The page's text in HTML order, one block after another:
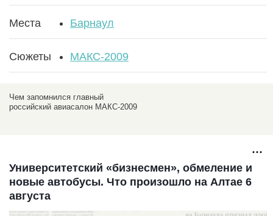
Места Барнаул
Сюжеты МАКС-2009
Чем запомнился главный
российский авиасалон МАКС-2009
Университетский «бизнесмен», обмеление и
новые автобусы. Что произошло на Алтае 6
августа